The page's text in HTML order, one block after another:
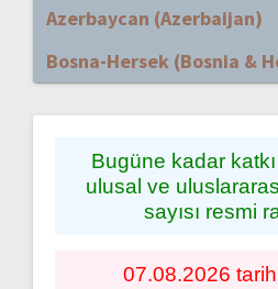
Azerbaycan (Azerbaijan)
Bosna-Hersek (Bosnia &
Bugüne kadar katkı
ulusal ve
sayısı resmi
07.08.2026